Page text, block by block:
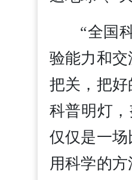
“全国
验能力和
把关，把
科普明灯
仅仅是一
用科学的